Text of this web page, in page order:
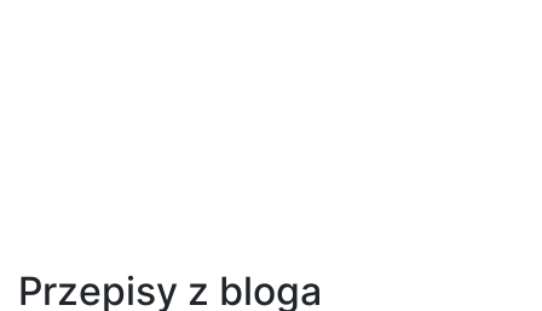
Przepisy z bloga